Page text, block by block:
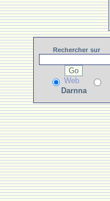
Rechercher sur
Web
Darnna